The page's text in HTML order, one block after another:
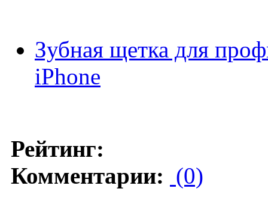
Зубная щетка для
iPhone
Рейтинг:
Комментарии: (0)